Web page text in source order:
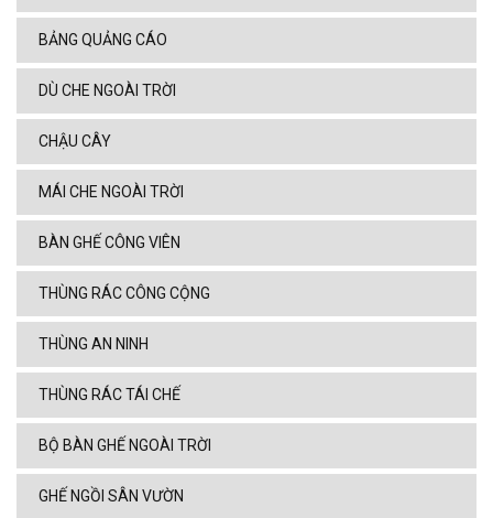
BẢNG QUẢNG CÁO
DÙ CHE NGOÀI TRỜI
CHẬU CÂY
MÁI CHE NGOÀI TRỜI
BÀN GHẾ CÔNG VIÊN
THÙNG RÁC CÔNG CỘNG
THÙNG AN NINH
THÙNG RÁC TÁI CHẾ
BỘ BÀN GHẾ NGOÀI TRỜI
GHẾ NGỒI SÂN VƯỜN